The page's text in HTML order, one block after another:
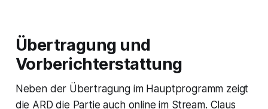
Übertragung und
Vorberichterstattung
Neben der Übertragung im Hauptprogramm zeigt
die ARD die Partie auch online im Stream. Claus